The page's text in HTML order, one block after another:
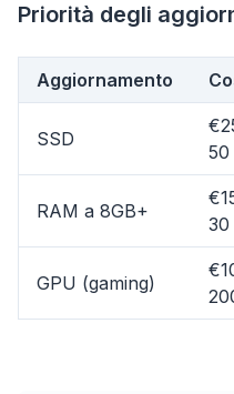
Priorità degli
Aggiornamento
SSD
50
RAM a 8GB+
30
GPU (gaming)
flyoobe